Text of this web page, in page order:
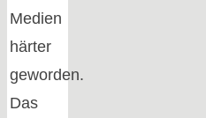
Medien
härter
geworden.
Das